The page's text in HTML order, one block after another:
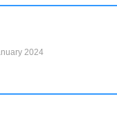
2024